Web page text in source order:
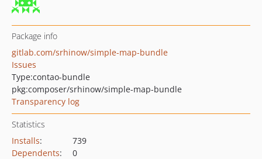
Package info
gitlab.com/srhinow/simple-map-bundle
Issues
Type:contao-bundle
pkg:composer/srhinow/simple-map-bundle
Transparency log
Statistics
Installs:
739
Dependents:
0